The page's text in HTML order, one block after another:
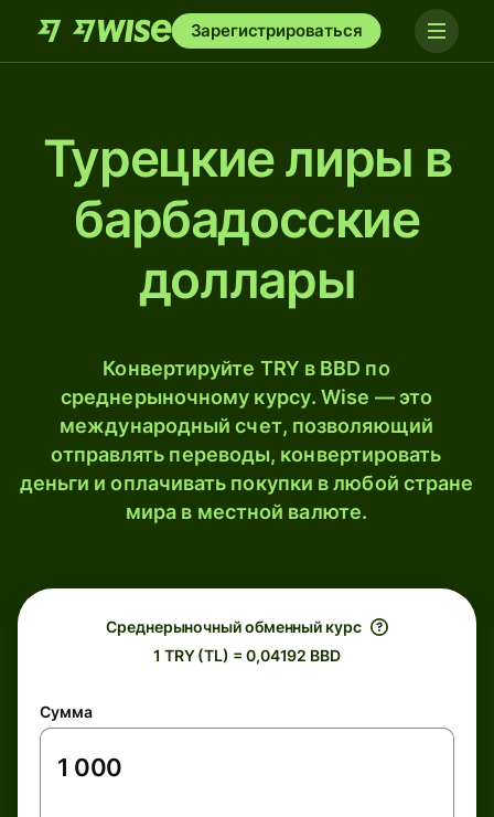
Зарегистрироваться
Турецкие лиры в
барбадосские
доллары
Конвертируйте TRY в BBD по
среднерыночному курсу. Wise — это
международный счет, позволяющий
отправлять переводы, конвертировать
деньги и оплачивать покупки в любой стране
мира в местной валюте.
Среднерыночный обменный курс
1 TRY (TL) = 0,04192 BBD
Сумма